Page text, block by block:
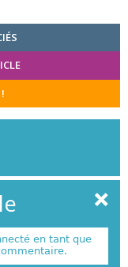
en tant que